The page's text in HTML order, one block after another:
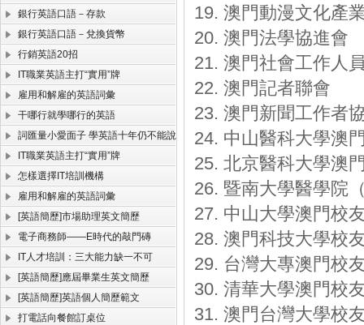
銀行英語口語－存款
銀行英語口語－兌換貨幣
行銷英語20招
IT職業英語主打“實用”牌
雇用和解雇的英語詞彙
干哪行就學哪行的英語
詞匯量小愛面子 學英語十年仍不能說
IT職業英語主打“實用”牌
怎樣選擇IT培訓機構
雇用和解雇的英語詞彙
[英語簡歷]市場助理英文簡歷
電子商務師——E時代的敲門磚
IT人才培訓：三大能力缺一不可
[英語簡歷]應屆畢業生英文簡歷
[英語簡歷]英語個人簡歷範文
打電話向餐館訂桌位
19. 澳門動漫文化產
20. 澳門法學協進會
21. 澳門社會工作人
22. 澳門記者聯會
23. 澳門新聞工作者
24. 中山醫科大學澳
25. 北京醫科大學澳
26. 暨南大學醫學院
27. 中山大學澳門校
28. 澳門科技大學校
29. 台灣大專澳門校
30. 清華大學澳門校
31. 澳門台灣大學校